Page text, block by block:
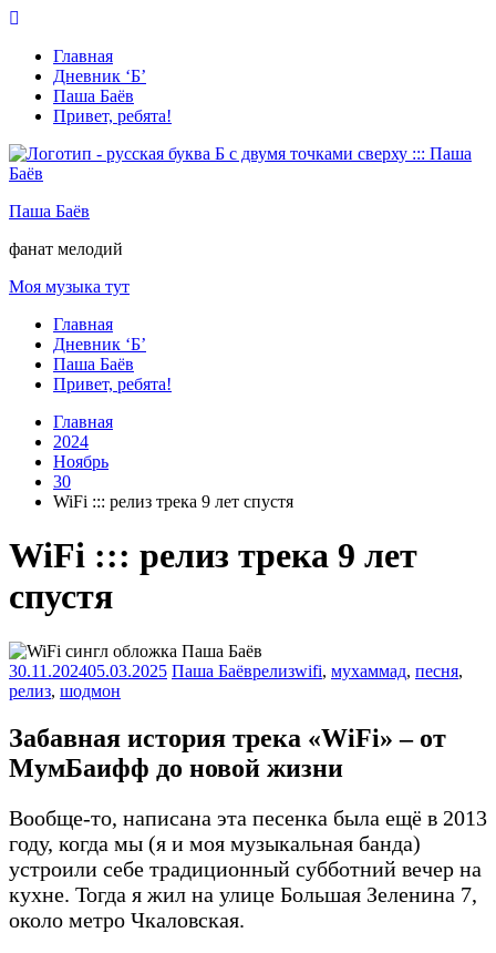
Перейти
содержимому
Главная
Дневник ‘Б’
Паша Баёв
Привет, ребята!
Паша Баёв
фанат мелодий
Моя музыка тут
Главная
Дневник ‘Б’
Паша Баёв
Привет, ребята!
Главная
2024
Ноябрь
30
WiFi ::: релиз трека 9 лет спустя
WiFi ::: релиз трека 9 лет
спустя
30.11.202405.03.2025 Паша Баёврелизwifi, мухаммад, песня,
релиз, шодмон
Забавная история трека «WiFi» – от
МумБаифф до новой жизни
Вообще-то, написана эта песенка была ещё в 2013
году, когда мы (я и моя музыкальная банда)
устроили себе традиционный субботний вечер на
кухне. Тогда я жил на улице Большая Зеленина 7,
около метро Чкаловская.